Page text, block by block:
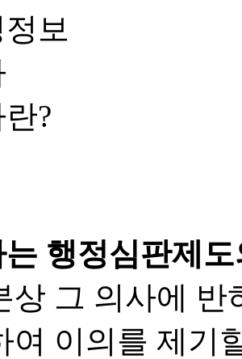
보
?
행정심판제
상 그 의사에
여 이의를 제기